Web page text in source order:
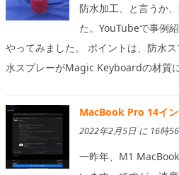
防水加工、と言うか
た。YouTubeで事例
やってみました。 ポイントは、防水
水スプレーがMagic Keyboardの材質
MacBook Pro 14イ
2022年2月5日 に 16時
一昨年、M1